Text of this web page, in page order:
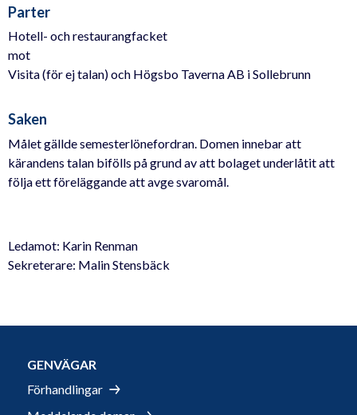
Parter
Hotell- och restaurangfacket
mot
Visita (för ej talan) och Högsbo Taverna AB i Sollebrunn
Saken
Målet gällde semesterlönefordran. Domen innebar att
kärandens talan bifölls på grund av att bolaget underlåtit att
följa ett föreläggande att avge svaromål.
Ledamot: Karin Renman
Sekreterare: Malin Stensbäck
GENVÄGAR
Förhandlingar